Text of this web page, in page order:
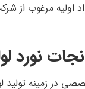
اولیه مرغوب از
نورد